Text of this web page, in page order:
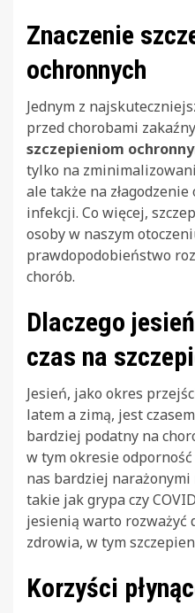
Znaczenie
ochronnych
Jednym z
przed chorobami
szczepieniom
tylko na
ale także na
infekcji. Co więcej,
osoby w naszym
prawdopodobieństwo
chorób.
Dlaczego
czas na
Jesień, jako okres
latem a zimą, jest
bardziej podatny na
w tym okresie
nas bardziej
takie jak grypa czy
jesienią warto rozważyć
zdrowia, w tym
Korzyści